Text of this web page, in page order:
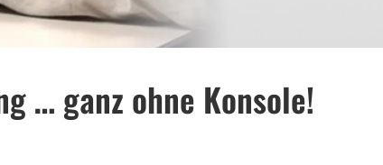
… ganz ohne Konsole!